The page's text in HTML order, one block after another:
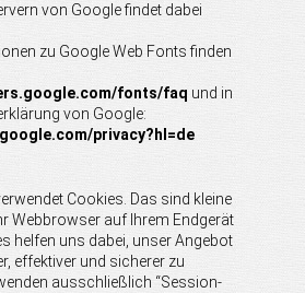
von Google findet dabei
zu Google Web Fonts finden
fonts/faq und in
von Google:
privacy?hl=de
Cookies. Das sind kleine
Webbrowser auf Ihrem Endgerät
helfen uns dabei, unser Angebot
effektiver und sicherer zu
ausschließlich “Session-